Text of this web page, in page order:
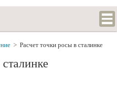
> Расчет точки росы в сталинке